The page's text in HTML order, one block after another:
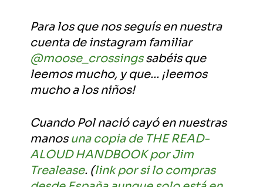
Para los que nos seguís en nuestra
cuenta de instagram familiar
@moose_crossingssabéis que
leemos mucho, y que... ¡leemos
mucho a losniños!
Cuando Pol nació cayó en nuestras
manos una copia de THE READ-
ALOUD HANDBOOK por Jim
Trealease. (link por si lo compras